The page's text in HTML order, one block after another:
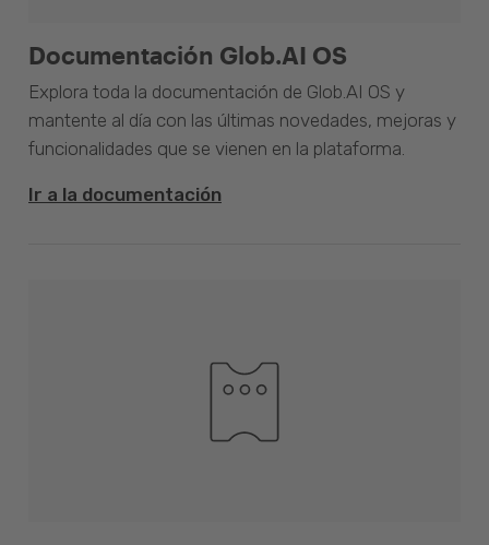
Documentación Glob.AI OS
Explora toda la documentación de Glob.AI OS y
mantente al día con las últimas novedades, mejoras y
funcionalidades que se vienen en la plataforma.
Ir a la documentación